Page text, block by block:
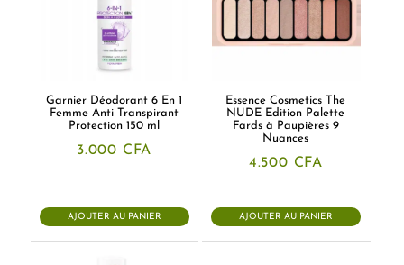
Garnier Déodorant 6 En 1
Femme Anti Transpirant
Protection 150 ml
3.000 CFA
AJOUTER AU PANIER
Essence Cosmetics The
NUDE Edition Palette
Fards à Paupières 9
Nuances
4.500 CFA
AJOUTER AU PANIER